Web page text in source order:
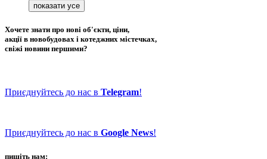
Хочете знати про нові об'єкти, ціни,
акції в новобудовах і котеджних містечках,
свіжі новини першими?
Приєднуйтесь до нас в Telegram!
Приєднуйтесь до нас в Google News!
пишіть нам: